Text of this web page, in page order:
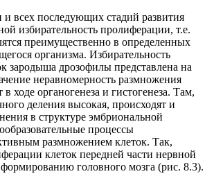
и всех последующих стадий развития
избирательность пролиферации, т.е.
преимущественно в определенных
организма. Избирательность
зародыша дрозофилы представлена на
неравномерность размножения
в ходе органогенеза и гистогенеза. Там,
деления высокая, происходят и
в структуре эмбриональной
процессы
размножением клеток. Так,
клеток передней части нервной
головного мозга (рис. 8.3).